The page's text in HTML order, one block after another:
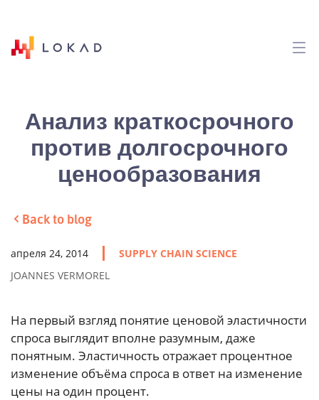
Анализ краткосрочного
против долгосрочного
ценообразования
Back to blog
апреля 24, 2014
SUPPLY CHAIN SCIENCE
JOANNES VERMOREL
На первый взгляд понятие ценовой эластичности
спроса выглядит вполне разумным, даже
понятным. Эластичность отражает процентное
изменение объёма спроса в ответ на изменение
цены на один процент.